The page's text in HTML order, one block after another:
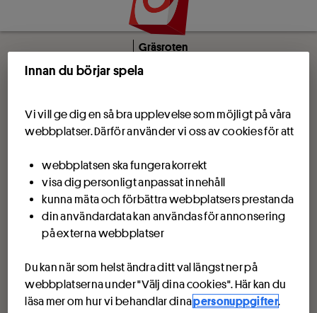
Gräsroten
Innan du börjar spela
Vi vill ge dig en så bra upplevelse som möjligt på våra
webbplatser. Därför använder vi oss av cookies för att
webbplatsen ska fungera korrekt
visa dig personligt anpassat innehåll
kunna mäta och förbättra webbplatsers prestanda
din användardata kan användas för annonsering
på externa webbplatser
Du kan när som helst ändra ditt val längst ner på
webbplatserna under "Välj dina cookies". Här kan du
läsa mer om hur vi behandlar dinapersonuppgifter.